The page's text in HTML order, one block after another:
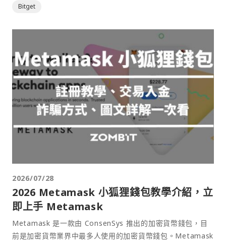
Bitget
2026/07/28
2026 Metamask 小狐狸錢包教學介紹，立
即上手 Metamask
Metamask 是一款由 ConsenSys 推出的加密貨幣錢包，目
前是加密貨幣業界中最多人使用的加密貨幣錢包。Metamask